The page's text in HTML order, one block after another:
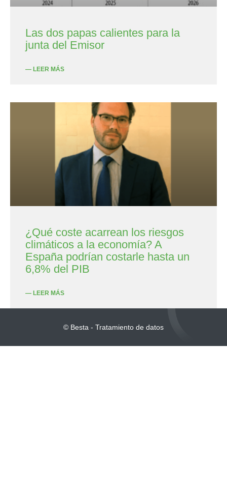
Las dos papas calientes para la
junta del Emisor
— LEER MÁS
¿Qué coste acarrean los riesgos
climáticos a la economía? A
España podrían costarle hasta un
6,8% del PIB
— LEER MÁS
© Besta - Tratamiento de datos